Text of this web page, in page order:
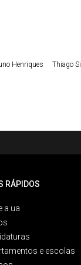
Henriques Thiago
RÁPIDOS
a ua
e escolas